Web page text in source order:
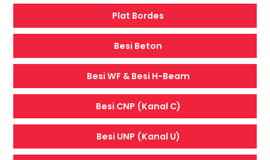
Plat Bordes
Besi Beton
Besi WF & Besi H-Beam
Besi CNP (Kanal C)
Besi UNP (Kanal U)